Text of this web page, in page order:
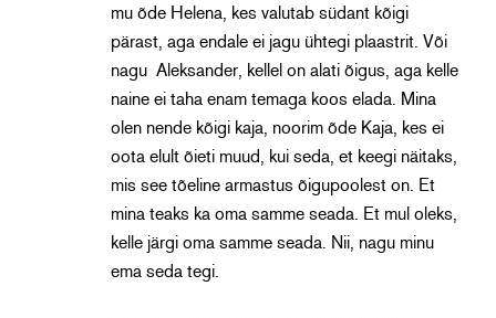
mu õde Helena, kes valutab südant kõigi
pärast, aga endale ei jagu ühtegi plaastrit. Või
nagu Aleksander, kellel on alati õigus, aga kelle
naine ei taha enam temaga koos elada. Mina
olen nende kõigi kaja, noorim õde Kaja, kes ei
oota elult õieti muud, kui seda, et keegi näitaks,
mis see tõeline armastus õigupoolest on. Et
mina teaks ka oma samme seada. Et mul oleks,
kelle järgi oma samme seada. Nii, nagu minu
ema seda tegi.